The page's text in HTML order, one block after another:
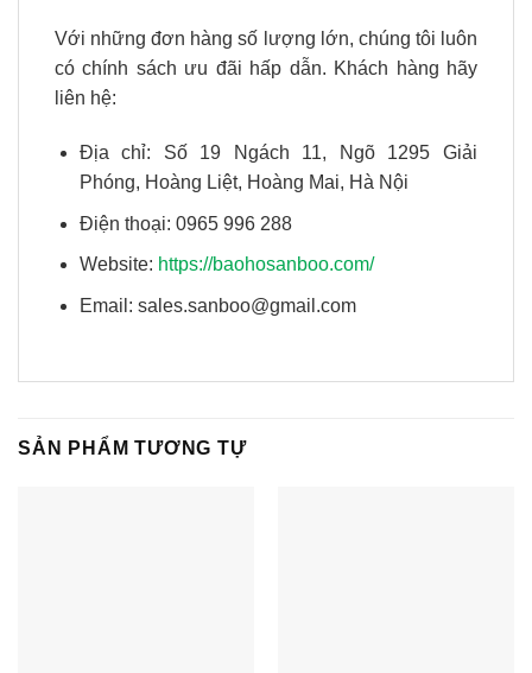
Với những đơn hàng số lượng lớn, chúng tôi luôn
có chính sách ưu đãi hấp dẫn. Khách hàng hãy
liên hệ:
Địa chỉ: Số 19 Ngách 11, Ngõ 1295 Giải
Phóng, Hoàng Liệt, Hoàng Mai, Hà Nội
Điện thoại: 0965 996 288
Website: https://baohosanboo.com/
Email: sales.sanboo@gmail.com
SẢN PHẨM TƯƠNG TỰ